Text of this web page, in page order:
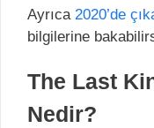
Ayrıca 2020’de
bilgilerine
The Last
Nedir?